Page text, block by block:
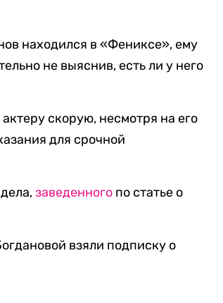
находился в «Фениксе», ему
не выяснив, есть ли у него
скорую, несмотря на его
для срочной
заведенного по статье о
взяли подписку о